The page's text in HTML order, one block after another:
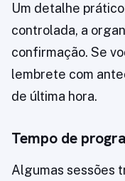
Um detalhe
controlada, a
confirmação. Se
lembrete com
de última hora.
Tempo de
Algumas sessões